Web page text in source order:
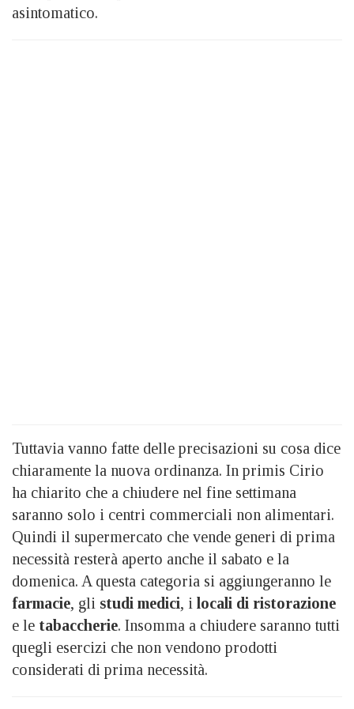
asintomatico.
Tuttavia vanno fatte delle precisazioni su cosa dice
chiaramente la nuova ordinanza. In primis Cirio
ha chiarito che a chiudere nel fine settimana
saranno solo i centri commerciali non alimentari.
Quindi il supermercato che vende generi di prima
necessità resterà aperto anche il sabato e la
domenica. A questa categoria si aggiungeranno le
farmacie, gli studi medici, i locali di ristorazione
e le tabaccherie. Insomma a chiudere saranno tutti
quegli esercizi che non vendono prodotti
considerati di prima necessità.